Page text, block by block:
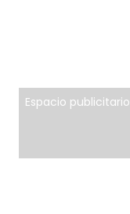
Espacio publicitario